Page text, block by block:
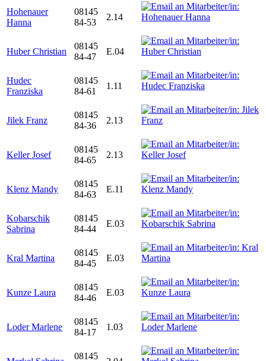
Hohenauer
Hanna
08145
84-53
2.14
Huber Christian
08145
84-47
E.04
Hudec
Franziska
08145
84-61
1.11
Jilek Franz
08145
84-36
2.13
Keller Josef
08145
84-65
2.13
Klenz Mandy
08145
84-63
E.11
Kobarschik
Sabrina
08145
84-44
E.03
Kral Martina
08145
84-45
E.03
Kunze Laura
08145
84-46
E.03
Loder Marlene
08145
84-17
1.03
08145